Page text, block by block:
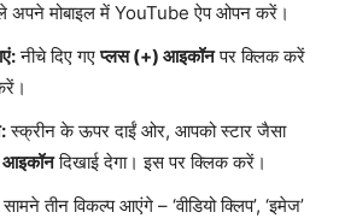
अपने मोबाइल में YouTube ऐप ओपन करें।
नीचे दिए गएप्लस (+) आइकॉनपर क्लिक करें
स्क्रीन के ऊपर दाईं ओर, आपको स्टार जैसा
आइकॉनदिखाई देगा। इस पर क्लिक करें।
तीन विकल्प आएंगे – ‘वीडियो क्लिप’, ‘इमेज’